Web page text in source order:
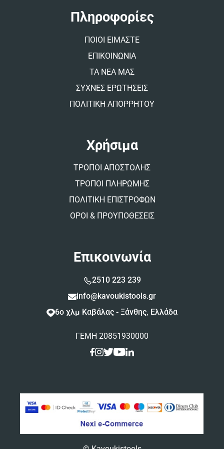
Πληροφορίες
ΠΟΙΟΙ ΕΙΜΑΣΤΕ
ΕΠΙΚΟΙΝΩΝΙΑ
ΤΑ ΝΕΑ ΜΑΣ
ΣΥΧΝΕΣ ΕΡΩΤΗΣΕΙΣ
ΠΟΛΙΤΙΚΗ ΑΠΟΡΡΗΤΟΥ
Χρήσιμα
ΤΡΟΠΟΙ ΑΠΟΣΤΟΛΗΣ
ΤΡΟΠΟΙ ΠΛΗΡΩΜΗΣ
ΠΟΛΙΤΙΚΗ ΕΠΙΣΤΡΟΦΩΝ
ΟΡΟΙ & ΠΡΟΥΠΟΘΕΣΕΙΣ
Επικοινωνία
2510 223 239
info@kavoukistools.gr
6ο χλμ Καβάλας - Ξάνθης, Ελλάδα
ΓΕΜΗ 20851930000